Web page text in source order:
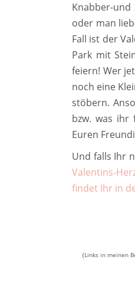
Knabber-
oder man
Fall ist der
Park mit
feiern! Wer
noch eine
stöbern.
bzw. was ihr
Euren
Und falls Ihr
Valentins-
findet Ihr in
{Links in meinen